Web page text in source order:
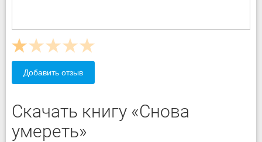
Добавить отзыв
Скачать книгу «Снова
умереть»